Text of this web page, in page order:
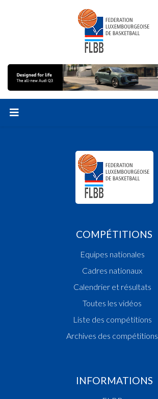
COMPÉTITIONS
Equipes nationales
Cadres nationaux
Calendrier et résultats
Toutes les vidéos
Liste des compétitions
Archives des compétitions
INFORMATIONS